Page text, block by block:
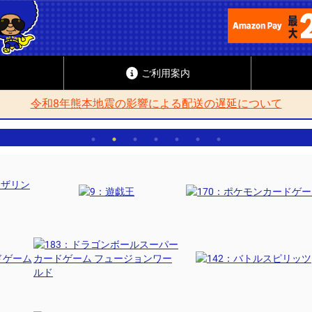
ご利用案内
令和8年熊本地震の影響による配送の遅延について